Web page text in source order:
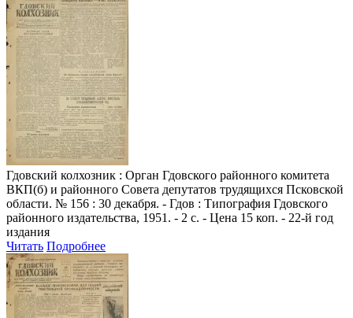
Гдовский колхозник : Орган Гдовского районного комитета
ВКП(б) и районного Совета депутатов трудящихся Псковской
области. № 156 : 30 декабря. - Гдов : Типография Гдовского
районного издательства, 1951. - 2 с. - Цена 15 коп. - 22-й год
издания
Читать Подробнее